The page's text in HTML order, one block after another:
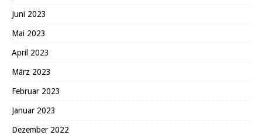
Juni 2023
Mai 2023
April 2023
März 2023
Februar 2023
Januar 2023
Dezember 2022